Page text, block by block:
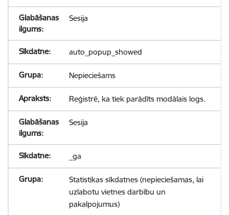
Sesija
auto_popup_showed
Nepieciešams
Reģistrē, ka tiek parādīts modālais logs.
Sesija
_ga
Statistikas sīkdatnes (nepieciešamas, lai
uzlabotu vietnes darbību un
pakalpojumus)